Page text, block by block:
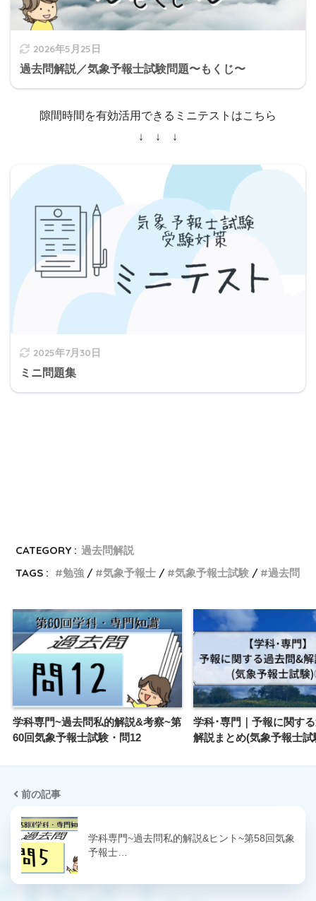
2026年5月25日
過去問解説／気象予報士試験問題〜もくじ〜
隙間時間を有効活用できるミニテストはこちら
↓ ↓ ↓
2025年7月30日
ミニ問題集
CATEGORY : 過去問解説
TAGS :
勉強 気象予報士 気象予報士試験 過去問
学科専門~過去問私的解説&考察~第
60回気象予報士試験・問12
学科･専門｜予報に関す
解説まとめ(気象予報士
前の記事
学科専門~過去問私的解説&ヒント~第58回気象
予報士…